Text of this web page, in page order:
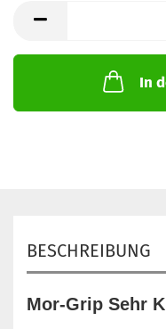
In
BESCHREIBUNG
Mor-Grip Sehr